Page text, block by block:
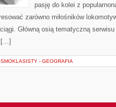
pasję do kolei z
zarówno miłośników
Główną osią tematyczną
[…]
- GEOGRAFIA